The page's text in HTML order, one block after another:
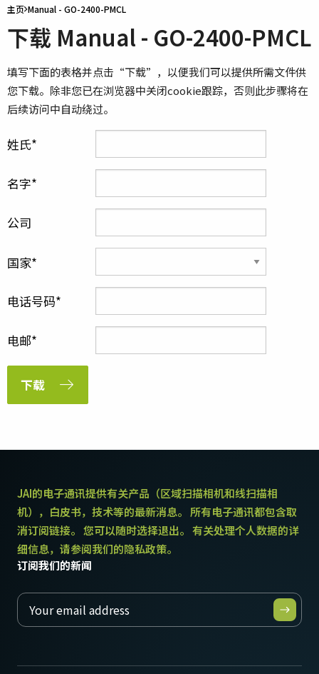
主页 Manual - GO-2400-PMCL
下载 Manual - GO-2400-PMCL
填写下面的表格并点击“下载”，以便我们可以提供所需文件供
您下载。除非您已在浏览器中关闭cookie跟踪，否则此步骤将在
后续访问中自动绕过。
姓氏
名字
公司
国家
电话号码
电邮
下载
JAI的电子通讯提供有关产品（区域扫描相机和线扫描相
机），白皮书，技术等的最新消息。 所有电子通讯都包含取
消订阅链接。 您可以随时选择退出。 有关处理个人数据的详
细信息，请参阅我们的隐私政策。
订阅我们的新闻